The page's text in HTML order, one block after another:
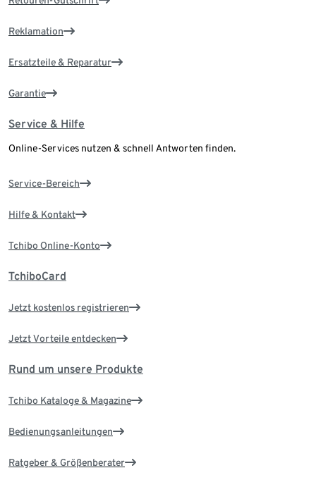
Reklamation
Ersatzteile & Reparatur
Garantie
Service & Hilfe
Online-Services nutzen & schnell Antworten finden.
Service-Bereich
Hilfe & Kontakt
Tchibo Online-Konto
TchiboCard
Jetzt kostenlos registrieren
Jetzt Vorteile entdecken
Rund um unsere Produkte
Tchibo Kataloge & Magazine
Bedienungsanleitungen
Ratgeber & Größenberater